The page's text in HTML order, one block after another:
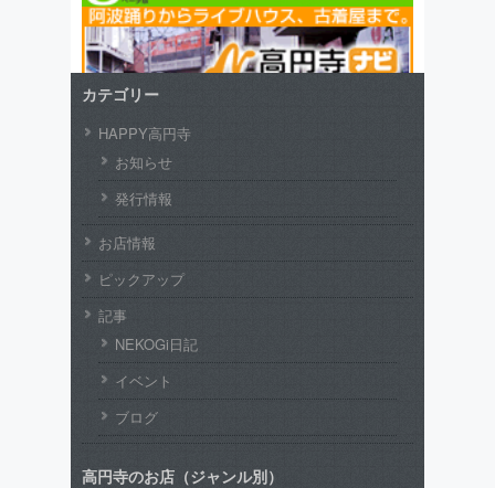
カテゴリー
HAPPY高円寺
お知らせ
発行情報
お店情報
ピックアップ
記事
NEKOGi日記
イベント
ブログ
高円寺のお店（ジャンル別）